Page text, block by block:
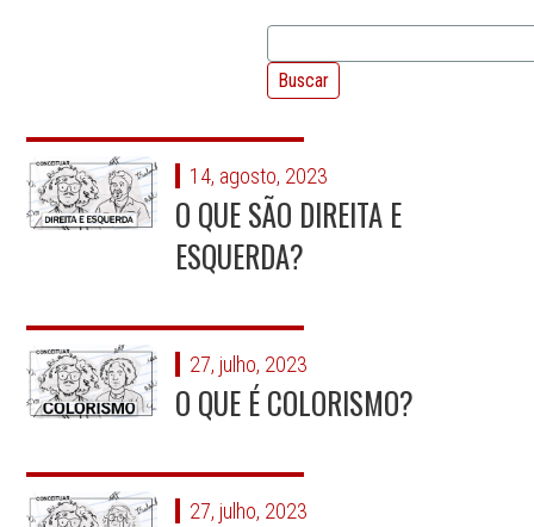
14, agosto, 2023
O QUE SÃO DIREITA E
ESQUERDA?
27, julho, 2023
O QUE É COLORISMO?
27, julho, 2023